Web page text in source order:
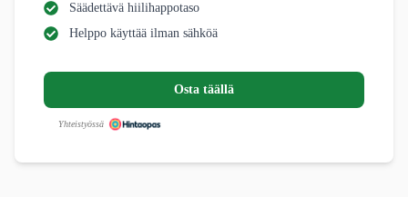
Säädettävä hiilihappotaso
Helppo käyttää ilman sähköä
Osta täällä
Yhteistyössä